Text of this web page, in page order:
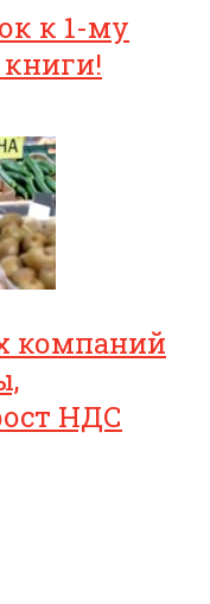
к 1-му
книги!
компаний
НДС